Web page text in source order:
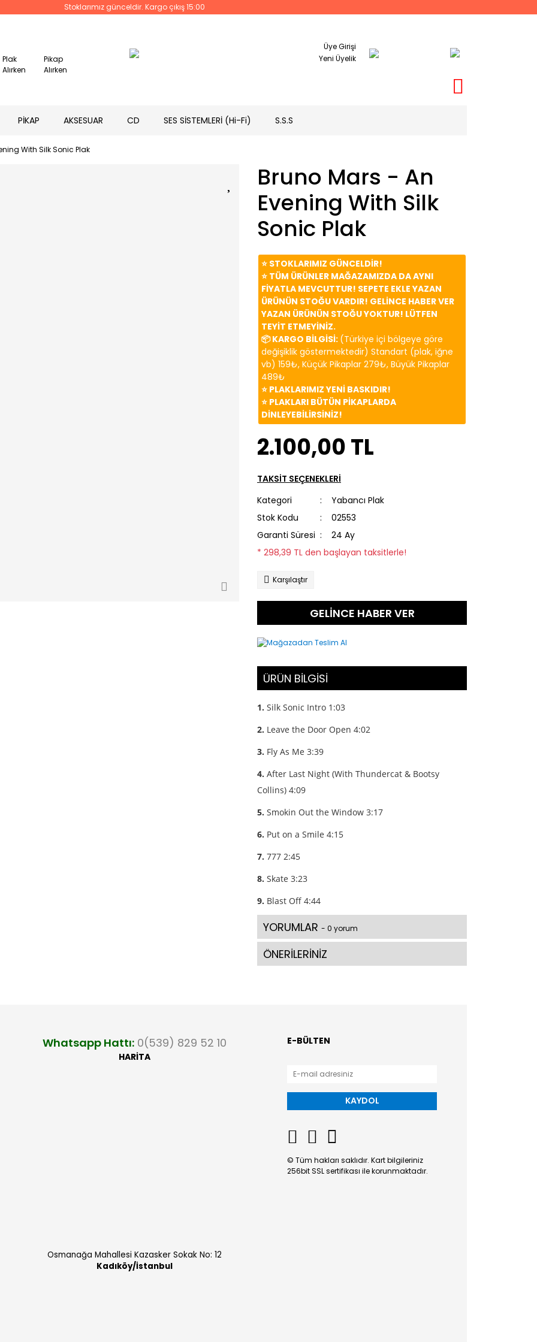
Stoklarımız günceldir. Kargo çıkış 15:00
Plak
Alırken
Pikap
Alırken
Üye Girişi
Yeni Üyelik
PİKAP AKSESUAR CD SES SİSTEMLERİ (Hi-Fi) S.S.S
With Silk Sonic Plak
Bruno Mars - An
Evening With Silk
Sonic Plak
⭐️ STOKLARIMIZ GÜNCELDİR!
⭐️ TÜM ÜRÜNLER MAĞAZAMIZDA DA AYNI
FİYATLA MEVCUTTUR! SEPETE EKLE YAZAN
ÜRÜNÜN STOĞU VARDIR! GELİNCE HABER VER
YAZAN ÜRÜNÜN STOĞU YOKTUR! LÜTFEN
TEYİT ETMEYİNİZ.
📦 KARGO BİLGİSİ: (Türkiye içi bölgeye göre
değişiklik göstermektedir) Standart (plak, iğne
vb) 159₺, Küçük Pikaplar 279₺, Büyük Pikaplar
489₺
⭐️ PLAKLARIMIZ YENİ BASKIDIR!
⭐️ PLAKLARI BÜTÜN PİKAPLARDA
DİNLEYEBİLİRSİNİZ!
2.100,00 TL
TAKSİT SEÇENEKLERİ
Kategori
Yabancı Plak
Stok Kodu
02553
Garanti Süresi
24 Ay
* 298,39 TL den başlayan taksitlerle!
Karşılaştır
GELİNCE HABER VER
ÜRÜN BİLGİSİ
1. Silk Sonic Intro 1:03
2. Leave the Door Open 4:02
3. Fly As Me 3:39
4. After Last Night (With Thundercat & Bootsy
Collins) 4:09
5. Smokin Out the Window 3:17
6. Put on a Smile 4:15
7. 777 2:45
8. Skate 3:23
9. Blast Off 4:44
YORUMLAR - 0 yorum
ÖNERİLERİNİZ
Whatsapp Hattı: 0(539) 829 52 10
HARİTA
Osmanağa Mahallesi Kazasker Sokak No: 12
Kadıköy/İstanbul
E-BÜLTEN
KAYDOL
© Tüm hakları saklıdır. Kart bilgileriniz
256bit SSL sertifikası ile korunmaktadır.